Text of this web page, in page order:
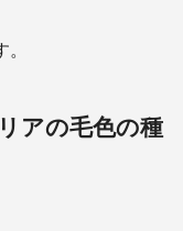
アの毛色の種